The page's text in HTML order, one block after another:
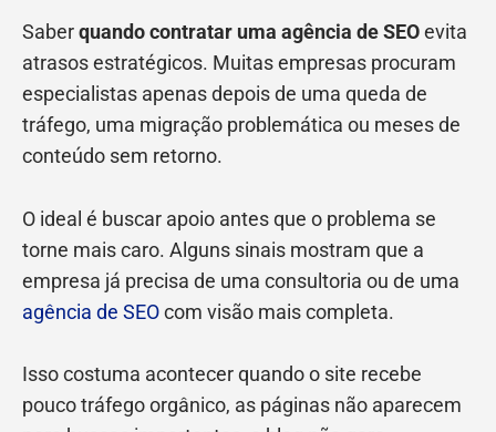
Saberquando contratar uma agência de SEOevita
atrasos estratégicos. Muitas empresas procuram
especialistas apenas depois de uma queda de
tráfego, uma migração problemática ou meses de
conteúdo sem retorno.
O ideal é buscar apoio antes que o problema se
torne mais caro. Alguns sinais mostram que a
empresa já precisa de uma consultoria ou de uma
agência de SEOcom visão mais completa.
Isso costuma acontecer quando o site recebe
pouco tráfego orgânico, as páginas não aparecem